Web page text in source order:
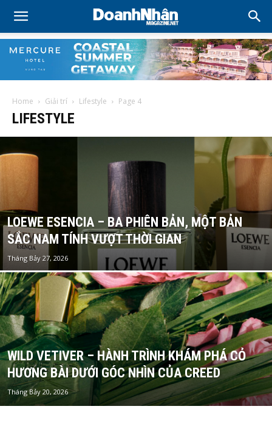
Home Giải trí Lifestyle Page 4
LIFESTYLE
LOEWE ESENCIA – BA PHIÊN BẢN, MỘT BẢN
SẮC NAM TÍNH VƯỢT THỜI GIAN
Tháng Bảy 27, 2026
WILD VETIVER – HÀNH TRÌNH KHÁM PHÁ CỎ
HƯƠNG BÀI DƯỚI GÓC NHÌN CỦA CREED
Tháng Bảy 20, 2026